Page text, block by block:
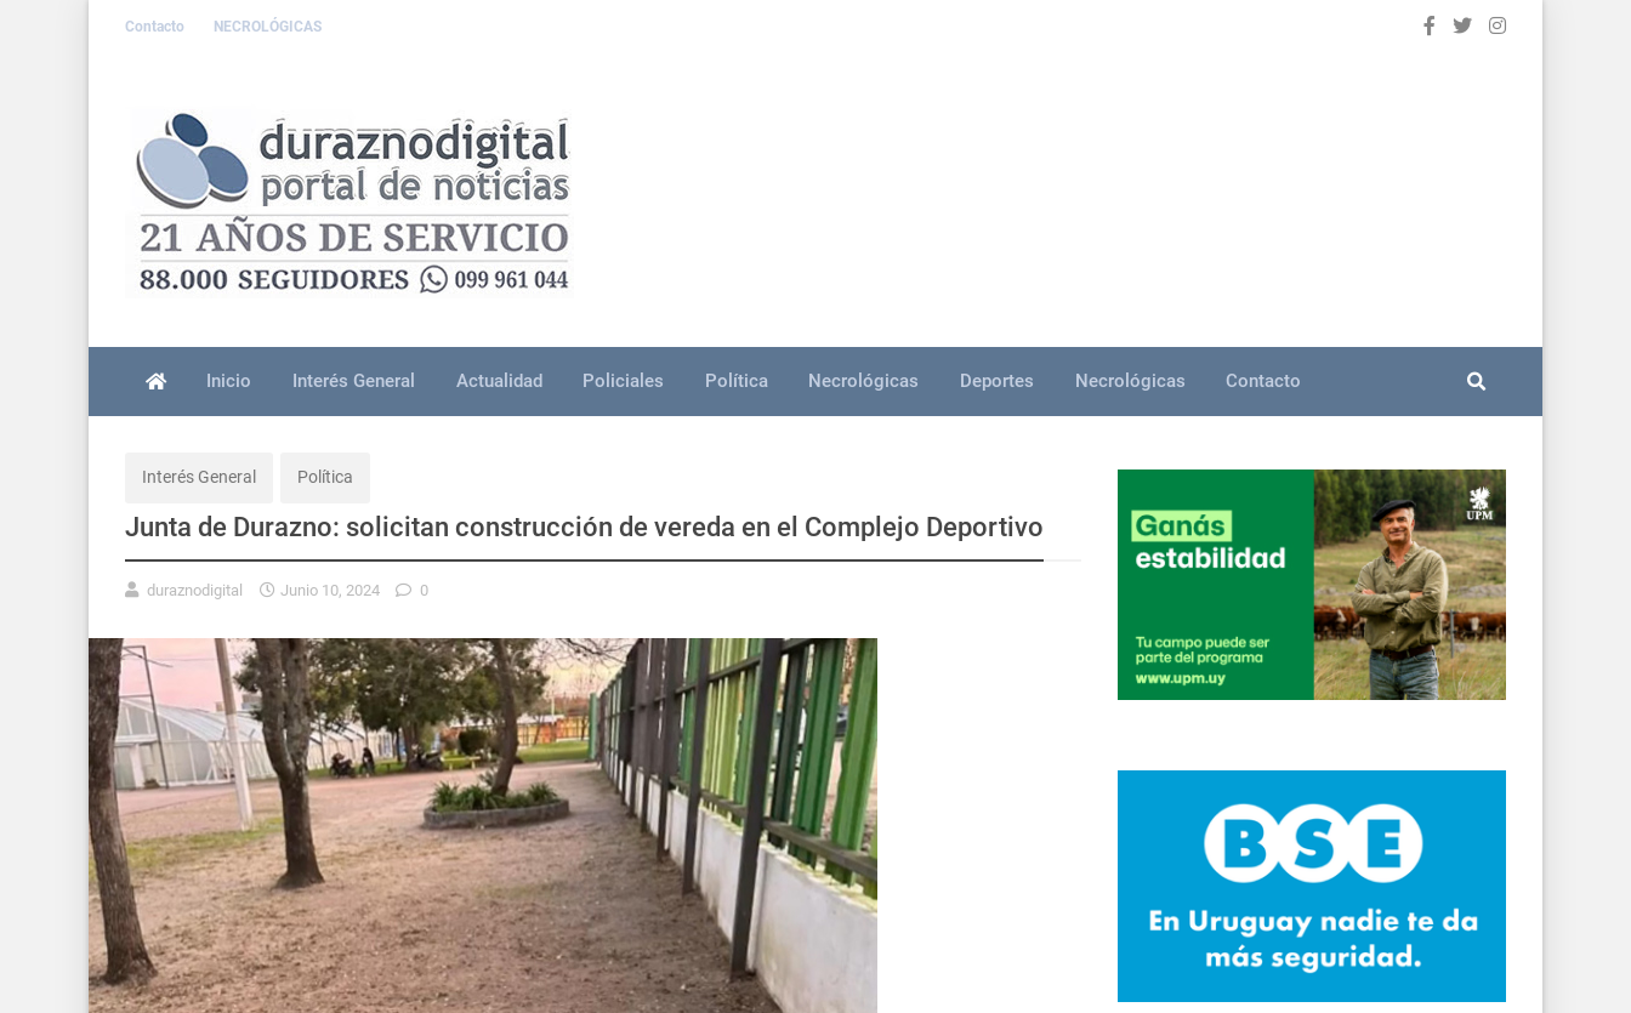
Contacto NECROLÓGICAS
Inicio Interés General Actualidad Policiales Política Necrológicas Deportes Necrológicas Contacto
Interés General Política
Junta de Durazno: solicitan construcción de vereda en el Complejo Deportivo
duraznodigital Junio 10, 2024 0